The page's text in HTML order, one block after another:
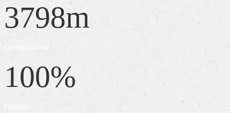
3798m
100%
Erlebnis